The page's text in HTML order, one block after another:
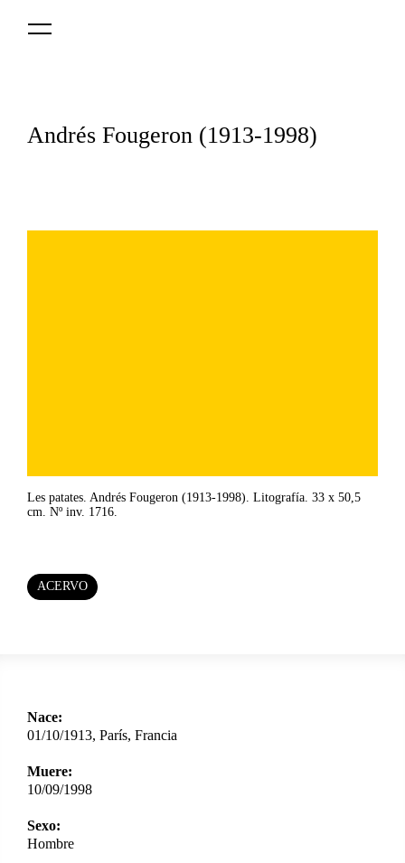
Andrés Fougeron (1913-1998)
Les patates. Andrés Fougeron (1913-1998). Litografía. 33 x 50,5
cm. Nº inv. 1716.
ACERVO
Nace:
01/10/1913, París, Francia
Muere:
10/09/1998
Sexo:
Hombre